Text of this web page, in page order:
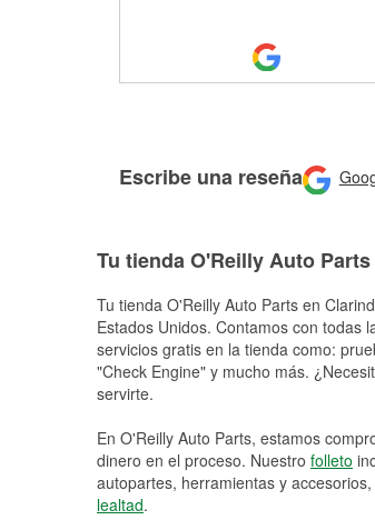
Escribe una reseña
Tu tienda O'Reilly Auto
Tu tienda O'Reilly Auto Parts en
Estados Unidos. Contamos con todas
servicios gratis en la tienda como:
"Check Engine" y mucho más.
servirte.
En O'Reilly Auto Parts, estamos
dinero en el proceso. Nuestro folleto
autopartes, herramientas y
lealtad.